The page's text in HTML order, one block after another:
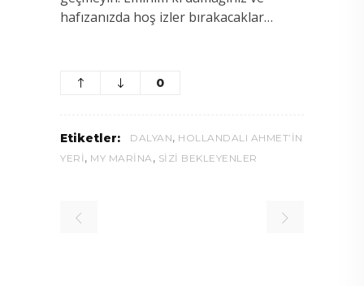
hafızanızda hoş izler bırakacaklar…
0
Etiketler: DALYAN, HOLLANDALI AHMET’IN
YERI , MY MARINA , SIZI BEKLEYENLER